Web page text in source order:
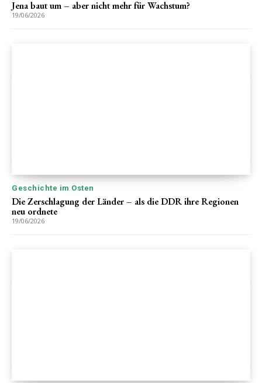
Jena baut um – aber nicht mehr für Wachstum?
19/06/2026
Geschichte im Osten
Die Zerschlagung der Länder – als die DDR ihre Regionen
neu ordnete
19/06/2026